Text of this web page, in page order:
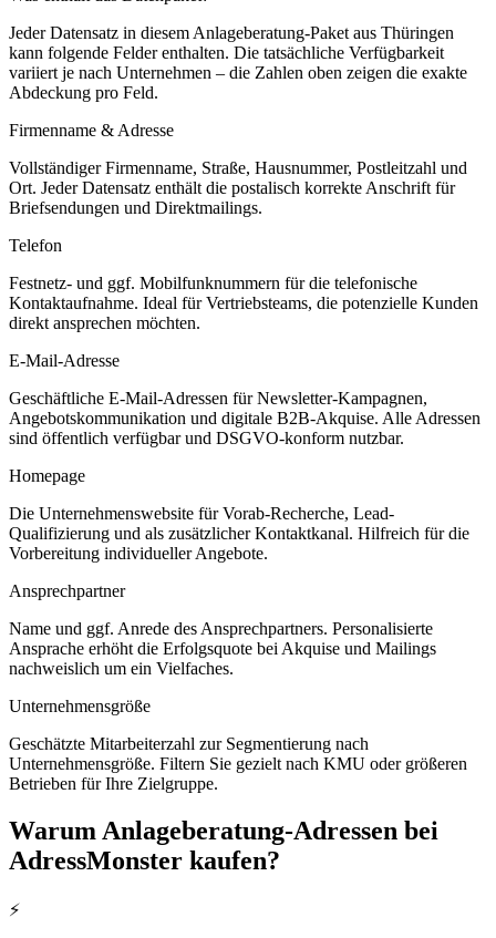
Jeder Datensatz in diesem Anlageberatung-Paket aus Thüringen
kann folgende Felder enthalten. Die tatsächliche Verfügbarkeit
variiert je nach Unternehmen – die Zahlen oben zeigen die exakte
Abdeckung pro Feld.
Firmenname & Adresse
Vollständiger Firmenname, Straße, Hausnummer, Postleitzahl und
Ort. Jeder Datensatz enthält die postalisch korrekte Anschrift für
Briefsendungen und Direktmailings.
Telefon
Festnetz- und ggf. Mobilfunknummern für die telefonische
Kontaktaufnahme. Ideal für Vertriebsteams, die potenzielle Kunden
direkt ansprechen möchten.
E-Mail-Adresse
Geschäftliche E-Mail-Adressen für Newsletter-Kampagnen,
Angebotskommunikation und digitale B2B-Akquise. Alle Adressen
sind öffentlich verfügbar und DSGVO-konform nutzbar.
Homepage
Die Unternehmenswebsite für Vorab-Recherche, Lead-
Qualifizierung und als zusätzlicher Kontaktkanal. Hilfreich für die
Vorbereitung individueller Angebote.
Ansprechpartner
Name und ggf. Anrede des Ansprechpartners. Personalisierte
Ansprache erhöht die Erfolgsquote bei Akquise und Mailings
nachweislich um ein Vielfaches.
Unternehmensgröße
Geschätzte Mitarbeiterzahl zur Segmentierung nach
Unternehmensgröße. Filtern Sie gezielt nach KMU oder größeren
Betrieben für Ihre Zielgruppe.
Warum Anlageberatung-Adressen bei
AdressMonster kaufen?
⚡